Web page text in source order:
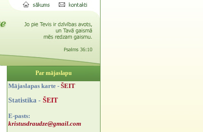
Par mājaslapu
Mājaslapas karte - ŠEIT
Statistika - ŠEIT
E-pasts:
kristusdraudze@gmail.com